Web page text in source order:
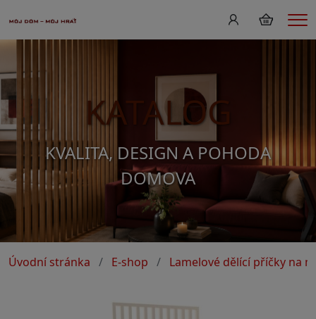
KATALOG
KVALITA, DESIGN A POHODA
DOMOVA
Úvodní stránka E-shop Lamelové dělící příčky na